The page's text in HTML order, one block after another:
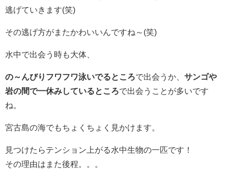
逃げていきます(笑)
その逃げ方がまたかわいいんですね～(笑)
水中で出会う時も大体、
の～んびりフワフワ泳いでるところで出会うか、 サンゴや
岩の間で一休みしているところで出会うことが多いです
ね。
宮古島の海でもちょくちょく見かけます。
見つけたらテンション上がる水中生物の一匹です！
その理由はまた後程。。。